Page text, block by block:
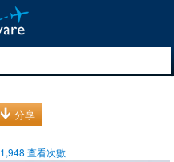
分享
1,948 查看次數